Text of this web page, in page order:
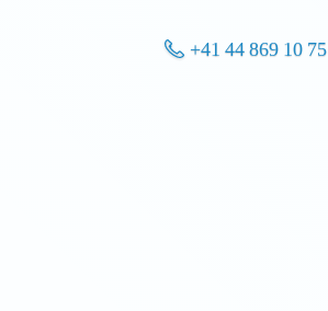
+41 44 869 10 75